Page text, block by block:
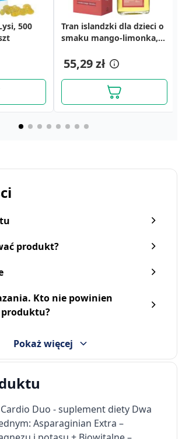
500
Tran islandzki dla dzieci o
smaku mango-limonka,
55,29 zł
100 szt.
AsparaginianExtra,
9,49 zł
ml
Aspot, tabletki
powlekane, 60 szt. (50 szt.
12,19 zł
Burak, kapsułki, 30 szt.
produkt?
Kto nie powinien
Pokaż więcej
Duo - suplement diety Dwa
Asparaginian Extra –